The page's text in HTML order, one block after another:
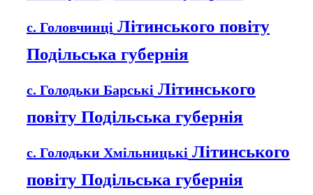
с. Головчинці Літинського повіту
Подільська губернія
с. Голодьки Барські Літинського
повіту Подільська губернія
с. Голодьки Хмільницькі Літинського
повіту Подільська губернія